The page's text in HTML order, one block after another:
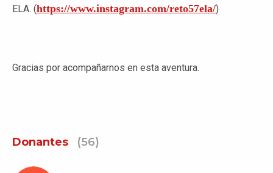
ELA. (https://www.instagram.com/reto57ela/)
Gracias por acompañarnos en esta aventura.
Donantes (56)